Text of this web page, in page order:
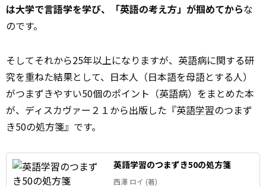
は大学で言語学を学び、「英語の考え方」が掴めてからな
のです。
そしてそれから25年以上になりますが、英語病に関する研
究を重ねた結果として、日本人（日本語を母語とする人）
がつまずきやすい50個のポイント（英語病）をまとめた本
が、ディスカヴァー２１から出版した『英語学習のつまず
き50の処方箋』です。
英語学習のつまずき50の処方箋
西澤 ロイ (著)